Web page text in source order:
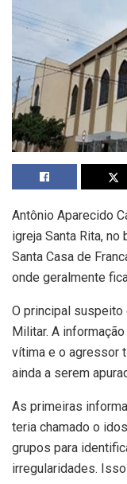
Antônio Aparecido
igreja Santa Rita,
Santa Casa de
onde geralmente
O principal
Militar. A
vítima e o agressor
ainda a serem
As primeiras
teria chamado o
grupos para
irregularidades.